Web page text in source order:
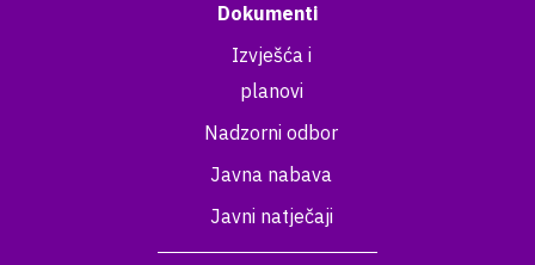
Dokumenti
Izvješća i
planovi
Nadzorni odbor
Javna nabava
Javni natječaji